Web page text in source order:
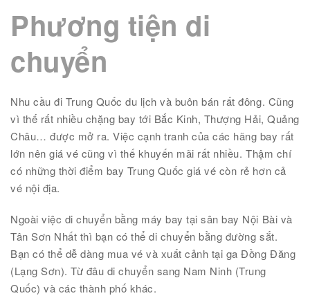
Phương tiện di
chuyển
Nhu cầu đi Trung Quốc du lịch và buôn bán rất đông. Cũng
vì thế rất nhiều chặng bay tới Bắc Kinh, Thượng Hải, Quảng
Châu… được mở ra. Việc cạnh tranh của các hãng bay rất
lớn nên giá vé cũng vì thế khuyến mãi rất nhiều. Thậm chí
có những thời điểm bay Trung Quốc giá vé còn rẻ hơn cả
vé nội địa.
Ngoài việc di chuyển bằng máy bay tại sân bay Nội Bài và
Tân Sơn Nhất thì bạn có thể di chuyển bằng đường sắt.
Bạn có thể dễ dàng mua vé và xuất cảnh tại ga Đồng Đăng
(Lạng Sơn). Từ đâu di chuyển sang Nam Ninh (Trung
Quốc) và các thành phố khác.